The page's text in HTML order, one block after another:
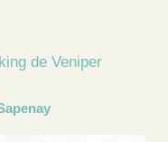
de Veniper